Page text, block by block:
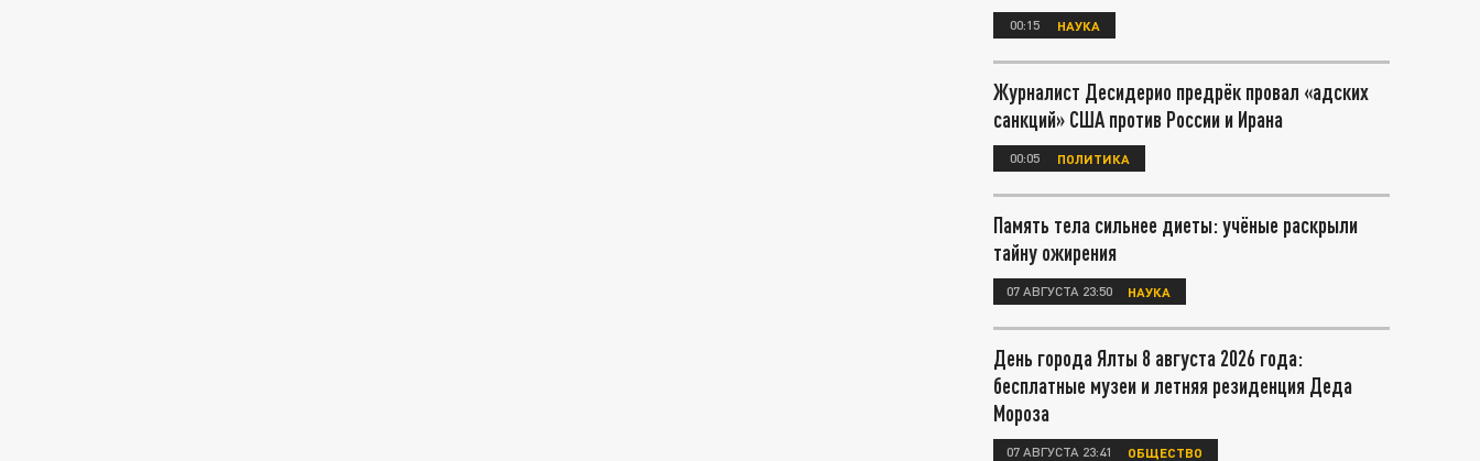
00:15 НАУКА
Журналист Десидерио предрёк провал «адских
санкций» США против России и Ирана
00:05 ПОЛИТИКА
Память тела сильнее диеты: учёные раскрыли
тайну ожирения
07 АВГУСТА 23:50 НАУКА
День города Ялты 8 августа 2026 года:
бесплатные музеи и летняя резиденция Деда
Мороза
07 АВГУСТА 23:41 ОБЩЕСТВО